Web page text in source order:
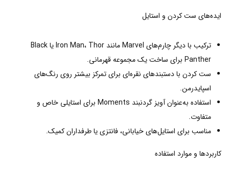
ایده‌های ست کردن و استایل
ترکیب با دیگر چارم‌های Marvel مانند Iron Man، Thor یا Black
Panther برای ساخت یک مجموعه قهرمانی.
ست کردن با دستبندهای نقره‌ای برای تمرکز بیشتر روی رنگ‌های
اسپایدرمن.
استفاده به‌عنوان آویز گردنبند Moments برای استایلی خاص و
متفاوت.
مناسب برای استایل‌های خیابانی، فانتزی یا طرفداران کمیک.
کاربردها و موارد استفاده